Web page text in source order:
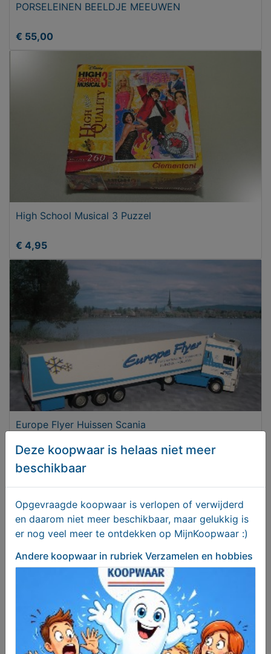
PORSELEINEN BEELDJE MEEUWEN
€ 55,00
High School Musical 3 Puzzel
€ 4,95
Europe Flyer Huissen Scania
€ 19,95
Loeplamp
Deze koopwaar is helaas niet meer
beschikbaar
Opgevraagde koopwaar is verlopen of verwijderd
en daarom niet meer beschikbaar, maar gelukkig is
er nog veel meer te ontdekken op MijnKoopwaar :)
Andere koopwaar in rubriek Verzamelen en hobbies